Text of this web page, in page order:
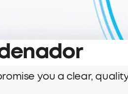
you a clear,